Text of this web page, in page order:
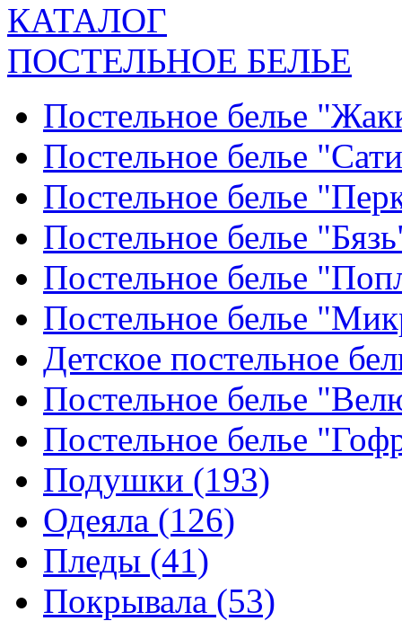
КАТАЛОГ
ПОСТЕЛЬНОЕ БЕЛЬЕ
Постельное белье
Постельное белье
Постельное белье
Постельное белье
Постельное белье
Постельное белье
Детское постельное
Постельное белье
Постельное белье
Подушки (193)
Одеяла (126)
Пледы (41)
Покрывала (53)